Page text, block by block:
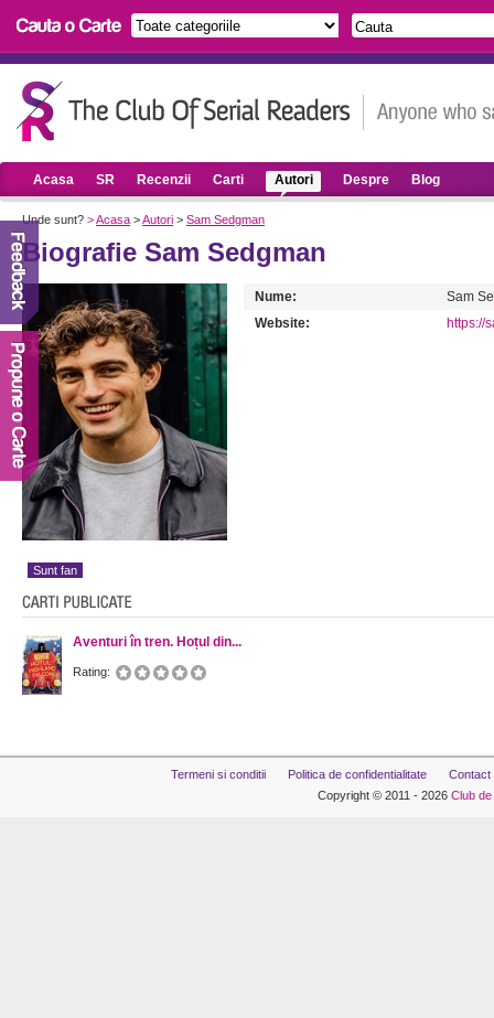
Acasa SR Recenzii Carti Autori Despre Blog
Unde sunt? >Acasa >Autori > Sam Sedgman
Biografie Sam Sedgman
Sunt fan
Nume:
Sam
Website:
https://
Aventuri în tren. Hoțul din...
Rating:
Termeni si conditii Politica de confidentialitate
Contact
Copyright © 2011 - 2026 Club